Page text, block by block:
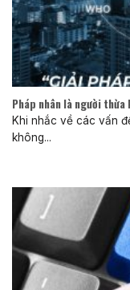
Pháp nhân là người thừa
Khi nhắc về các vấn
không...